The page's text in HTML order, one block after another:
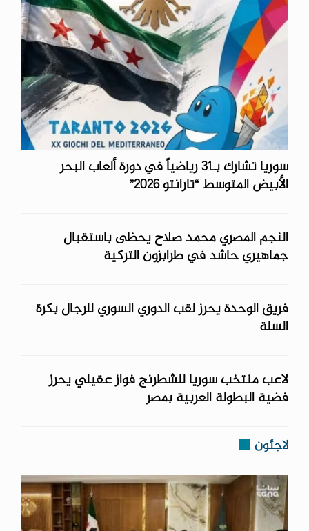
سوريا تشارك بـ31 رياضياً في دورة ألعاب البحر
الأبيض المتوسط “تارانتو 2026”
النجم المصري محمد صلاح يحظى باستقبال
جماهيري حاشد في طرابزون التركية
فريق الوحدة يحرز لقب الدوري السوري للرجال بكرة
السلة
لاعب منتخب سوريا للشطرنج فواز عقيلي يحرز
فضية البطولة العربية بمصر
لاجئون